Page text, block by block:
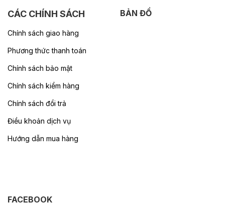
CÁC CHÍNH SÁCH
Chính sách giao hàng
Phương thức thanh toán
Chính sách bảo mật
Chính sách kiểm hàng
Chính sách đổi trả
Điều khoản dịch vụ
Hướng dẫn mua hàng
BẢN ĐỒ
FACEBOOK